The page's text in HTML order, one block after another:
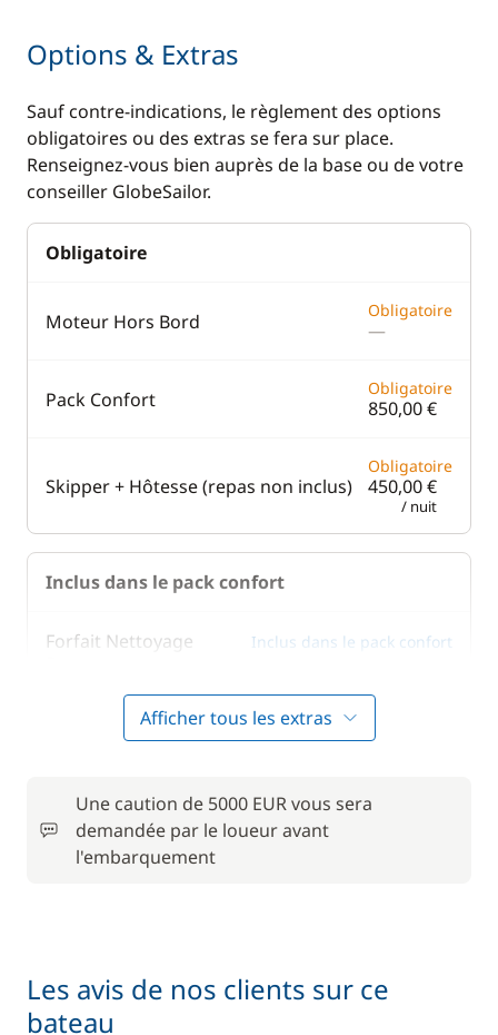
VHF
Cuisine
Réfrigérateur
Confort
Dessalinisateur
WC électrique
Options & Extras
Sauf contre-indications, le règlement des options
obligatoires ou des extras se fera sur place.
Renseignez-vous bien auprès de la base ou de votre
conseiller GlobeSailor.
Obligatoire
Moteur Hors Bord Obligatoire
—
Pack Confort Obligatoire
850,00 €
Skipper + Hôtesse (repas non inclus)
Obligatoire
450,00 €
/ nuit
Inclus dans le pack confort
Forfait Nettoyage
Inclus dans le pack confort
Inclus dans le pack confort
—
Paddle Inclus dans le pack confort
—
En option
Afficher tous les extras
Une caution de 5000 EUR vous sera
demandée par le loueur avant
l'embarquement
Les avis de nos clients sur ce
bateau